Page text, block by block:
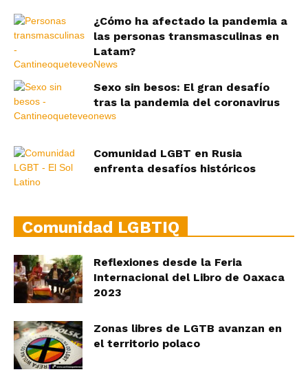
¿Cómo ha afectado la pandemia a
las personas transmasculinas en
Latam?
Sexo sin besos: El gran desafío
tras la pandemia del coronavirus
Comunidad LGBT en Rusia
enfrenta desafíos históricos
Comunidad LGBTIQ
Reflexiones desde la Feria
Internacional del Libro de Oaxaca
2023
Zonas libres de LGTB avanzan en
el territorio polaco